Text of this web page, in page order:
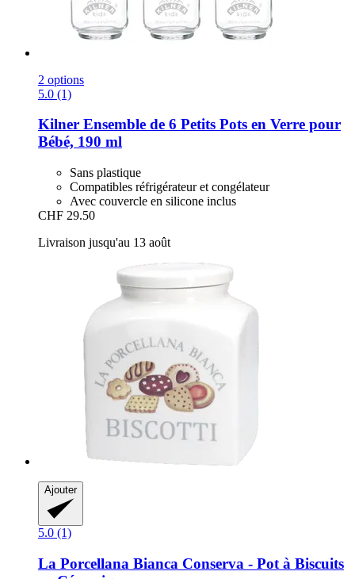
2 options
5.0 (1)
Kilner Ensemble de 6 Petits Pots en Verre pour
Bébé, 190 ml
Sans plastique
Compatibles réfrigérateur et congélateur
Avec couvercle en silicone inclus
CHF 29.50
Livraison jusqu'au 13 août
Ajouter
5.0 (1)
La Porcellana Bianca Conserva -​ Pot à Biscuits